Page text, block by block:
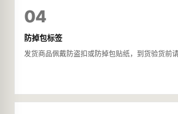
04
防掉包标签
发货商品佩戴防盗扣或防掉包贴纸，到货验货前